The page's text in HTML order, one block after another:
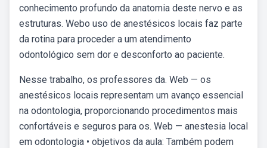
conhecimento profundo da anatomia deste nervo e as
estruturas. Webo uso de anestésicos locais faz parte
da rotina para proceder a um atendimento
odontológico sem dor e desconforto ao paciente.
Nesse trabalho, os professores da. Web — os
anestésicos locais representam um avanço essencial
na odontologia, proporcionando procedimentos mais
confortáveis e seguros para os. Web — anestesia local
em odontologia • objetivos da aula: Também podem